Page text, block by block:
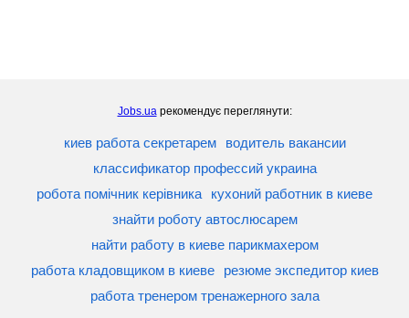
Jobs.uaрекомендує переглянути:
киев работа секретарем
водитель вакансии
классификатор профессий украина
робота помічник керівника
кухоний работник в киеве
знайти роботу автослюсарем
найти работу в киеве парикмахером
работа кладовщиком в киеве
резюме экспедитор киев
работа тренером тренажерного зала